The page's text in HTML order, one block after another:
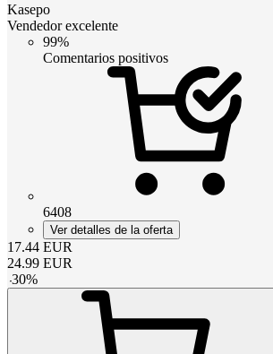
Kasepo
Vendedor excelente
99%
Comentarios positivos
6408
Ver detalles de la oferta
17.44 EUR
24.99 EUR
-30%